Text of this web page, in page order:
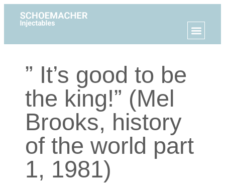
” It’s good to be
the king!” (Mel
Brooks, history
of the world part
1, 1981)